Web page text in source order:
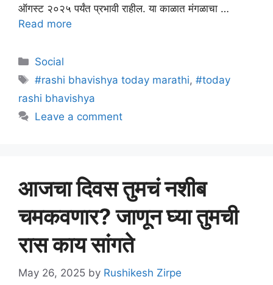
ऑगस्ट २०२५ पर्यंत प्रभावी राहील. या काळात मंगळाचा …
Read more
Categories
Social
Tags
#rashi bhavishya today marathi,#today
rashi bhavishya
Leave a comment
आजचा दिवस तुमचं नशीब
चमकवणार? जाणून घ्या तुमची
रास काय सांगते
May 26, 2025 by Rushikesh Zirpe